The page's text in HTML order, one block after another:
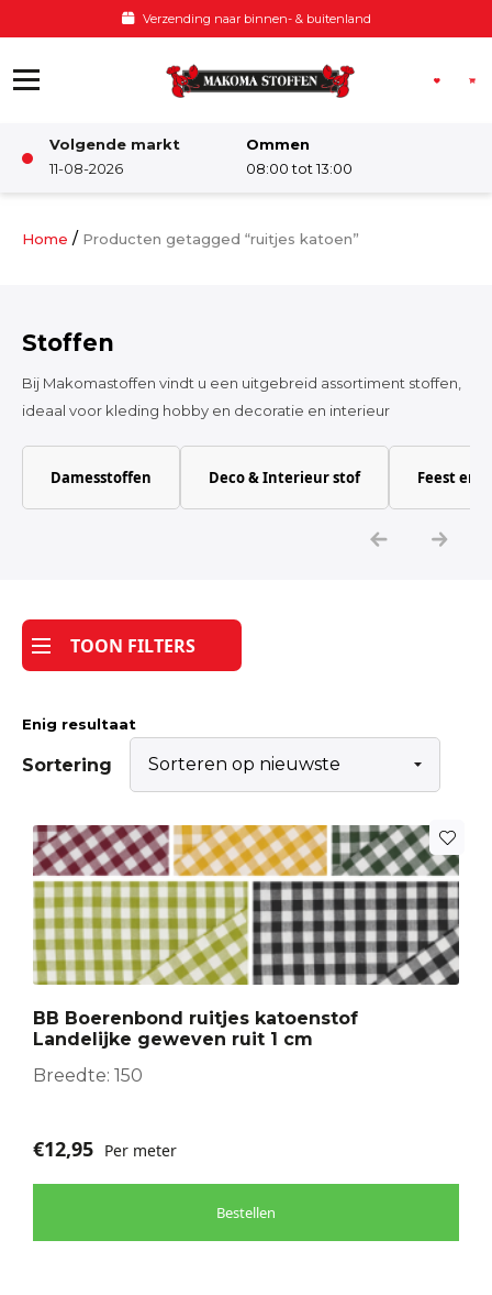
naar binnen- & buitenland
Volgende markt
11-08-2026
Ommen
08:00 tot 13:00
Damesstoffen
Katoen
Tijdpakker stof
Home / Producten getagged “ruitjes katoen”
Stoffen
Bij Makomastoffen vindt u een uitgebreid assortiment stoffen,
ideaal voor kleding hobby en decoratie en interieur
Damesstoffen Deco & Interieur stof Feest en
TOON FILTERS
Enig resultaat
Sortering
BB Boerenbond ruitjes katoenstof
Landelijke geweven ruit 1 cm
Breedte: 150
€12,95 Per meter
Bestellen
Dit
product
heeft
meerdere
variaties.
Deze
kan
gekozen
worden
productpagina